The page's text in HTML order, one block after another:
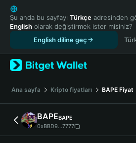
English
日本語
Tiếng Việt
Español (Latinoamérica)
Türkçe
Français
Deutsch
简体中文
繁體中文
Português (Portugal)
Şu anda bu sayfayı Türkçe adresinden
English olarak değiştirmek ister misiniz?
English diline geç
Ana sayfa Kripto fiyatları BAPE Fiyat
BAPEBAPE
0xBBD9...7777